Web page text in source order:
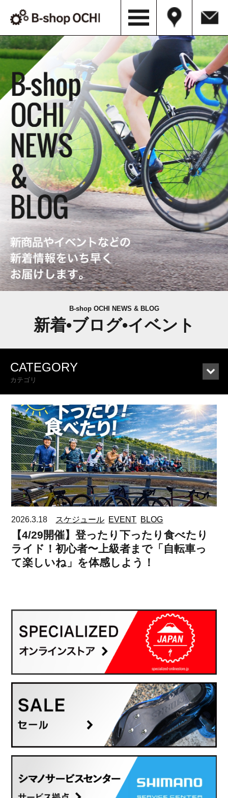
B-shop OCHI NEWS & BLOG
新着•ブログ•イベント
CATEGORY
カテゴリ
2026.3.18 スケジュール EVENT BLOG
【4/29開催】登ったり下ったり食べたり
ライド！初心者〜上級者まで「自転車っ
て楽しいね」を体感しよう！